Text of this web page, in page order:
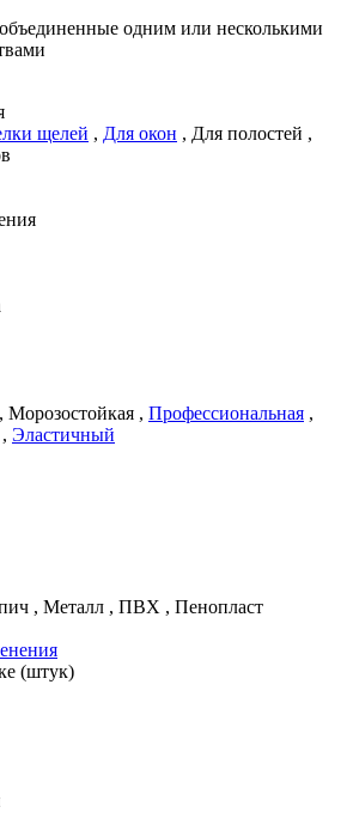
одним или несколькими
щелей , Для окон , Для полостей ,
, Морозостойкая , Профессиональная ,
, Эластичный
, Металл , ПВХ , Пенопласт
(штук)